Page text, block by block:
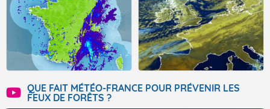
QUE FAIT MÉTÉO-FRANCE POUR PRÉVENIR LES
FEUX DE FORÊTS ?